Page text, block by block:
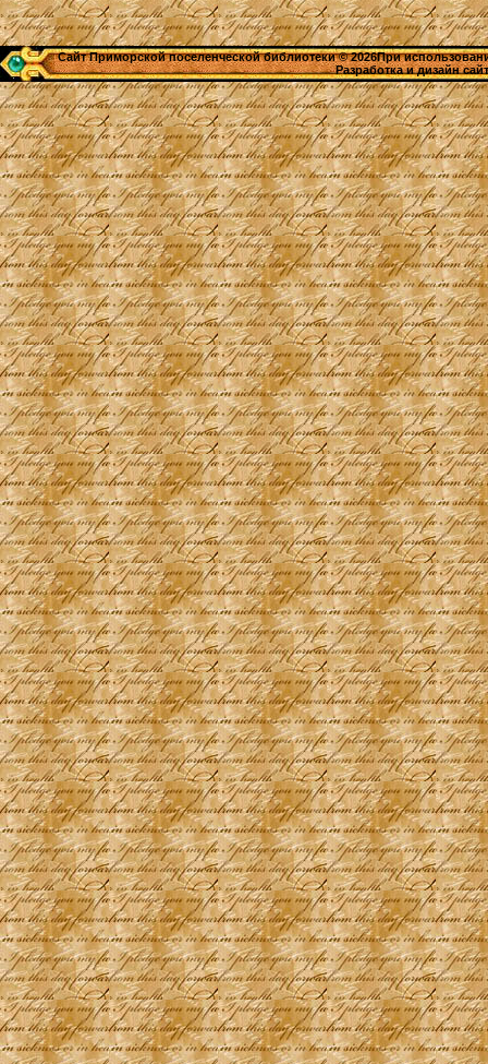
Сайт Приморской поселенческой библиотеки © 2026При
Разработка и дизайн